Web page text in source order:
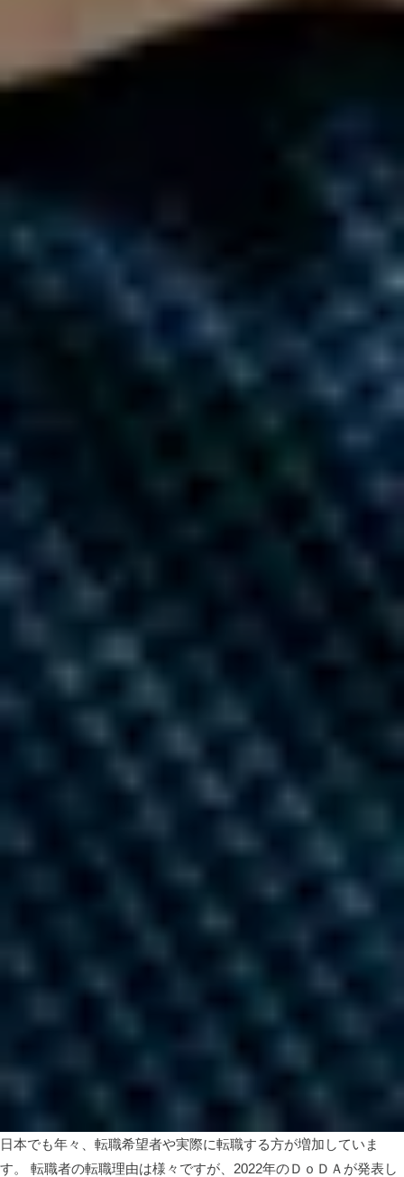
日本でも年々、転職希望者や実際に転職する方が増加していま
す。 転職者の転職理由は様々ですが、2022年のＤｏＤＡが発表し